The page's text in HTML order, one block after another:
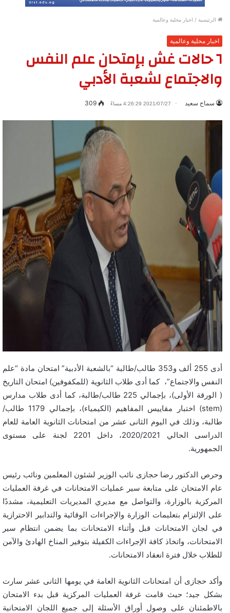
الرئيسية / اخبار محلية وعالمية
اخبار محلية وعالمية
٦ حالات غش بإمتحان علم النفس
والاجتماع لشعبة الأدبي
سماح سعيد 2021/07/27 4:26:29 مساءً 309
أدى 255 ألف و353 طالب/طالبة “بالشعبة الأدبية” امتحان مادة “علم
النفس والاجتماع”، كما أدى طلاب الثانوية (للمكفوفين) امتحان التاريخ
( الورقة الأولى)، بإجمالي 225 طالب/طالبة، كما أدى طلاب مدارس
(stem) اختبار مقاييس المفاهيم (الكيمياء)، بإجمالي 1179 طالب/
طالبة، وذلك في اليوم الثانى عشر من امتحانات الثانوية العامة للعام
الدراسى الحالي 2020/2021، داخل 2201 لجنة على مستوى
الجمهورية.
وحرص الدكتور رضا حجازى نائب الوزير لشئون المعلمين ونائب رئيس
عام الامتحان على متابعة سير عمليات الامتحانات في غرفة العمليات
المركزية بالوزارة، والتواصل مع مديري المديريات التعليمية، مشددًا
على الإلتزام بتعليمات الوزارة والإجراءات الوقائية والتدابير الاحترازية
في لجان الامتحانات قبل وأثناء الامتحانات بما يضمن انتظام سير
الامتحانات، واتخاذ كافة الإجراءات الكفيلة بتوفير المناخ الهادئ والآمن
للطلاب خلال فترة انعقاد الامتحانات.
وأكد حجازى أن امتحانات الثانوية العامة في يومها الثانى عشر سارت
بشكل جيد؛ حيث قامت غرفة العمليات المركزية قبل بدء الامتحان
بالاطمئنان على وصول أوراق الأسئلة إلى جميع اللجان الامتحانية